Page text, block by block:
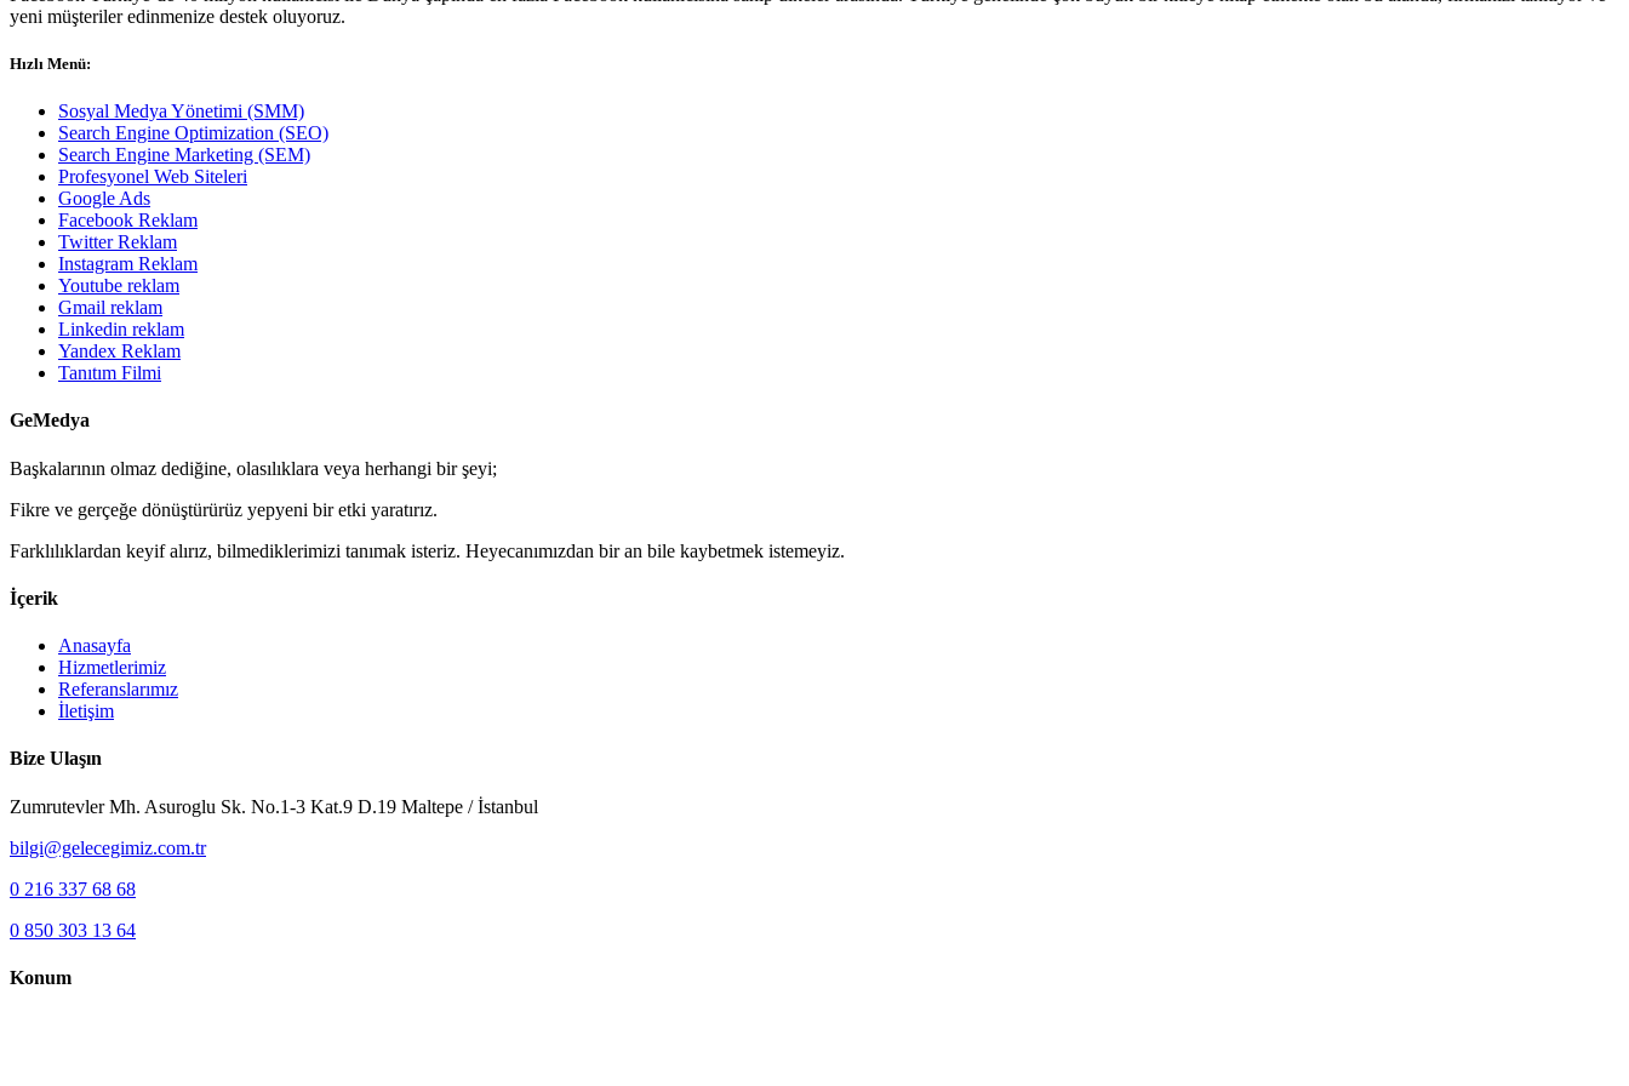
yeni müşteriler edinmenize destek oluyoruz.
Hızlı Menü:
Sosyal Medya Yönetimi (SMM)
Search Engine Optimization (SEO)
Search Engine Marketing (SEM)
Profesyonel Web Siteleri
Google Ads
Facebook Reklam
Twitter Reklam
Instagram Reklam
Youtube reklam
Gmail reklam
Linkedin reklam
Yandex Reklam
Tanıtım Filmi
GeMedya
Başkalarının olmaz dediğine, olasılıklara veya herhangi bir şeyi;
Fikre ve gerçeğe dönüştürürüz yepyeni bir etki yaratırız.
Farklılıklardan keyif alırız, bilmediklerimizi tanımak isteriz. Heyecanımızdan bir an bile kaybetmek istemeyiz.
İçerik
Anasayfa
Hizmetlerimiz
Referanslarımız
İletişim
Bize Ulaşın
Zumrutevler Mh. Asuroglu Sk. No.1-3 Kat.9 D.19 Maltepe / İstanbul
bilgi@gelecegimiz.com.tr
0 216 337 68 68
0 850 303 13 64
Konum